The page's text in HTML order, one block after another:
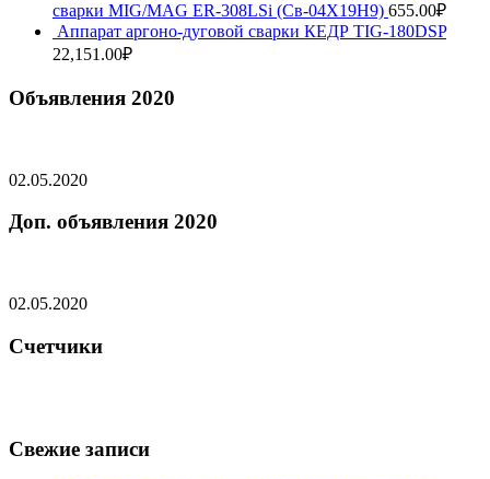
сварки MIG/MAG ER-308LSi (Св-04Х19Н9) 655.00₽
Аппарат аргоно-дуговой сварки КЕДР TIG-180DSP
22,151.00₽
Объявления 2020
02.05.2020
Доп. объявления 2020
02.05.2020
Счетчики
Свежие записи